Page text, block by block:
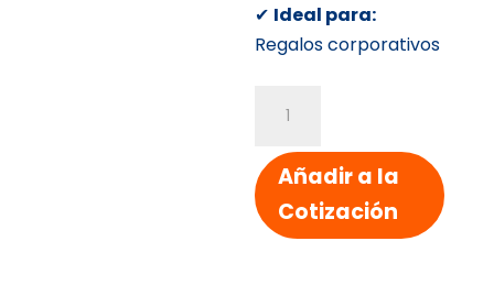
✔ Ideal para:
Regalos corporativos
PARA
REGALO
cantidad
Añadir a la
Cotización